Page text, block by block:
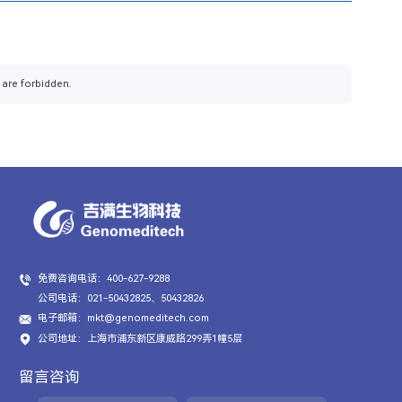
forbidden.
免费咨询电话：400-627-9288
公司电话：021-50432825、50432826
电子邮箱：mkt@genomeditech.com
公司地址：上海市浦东新区康威路299弄1幢5层
留言咨询